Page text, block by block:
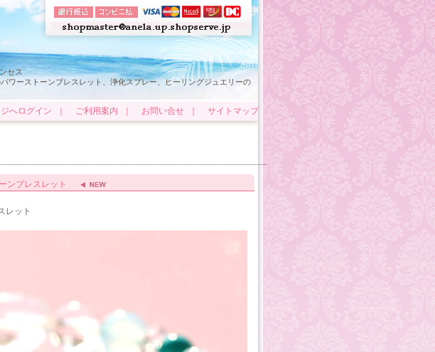
セス
ーストーンブレスレット、浄化スプレー、ヒーリングジュエリーの
へログイン ご利用案内 お問い合せ サイトマップ
ンブレスレット
レット